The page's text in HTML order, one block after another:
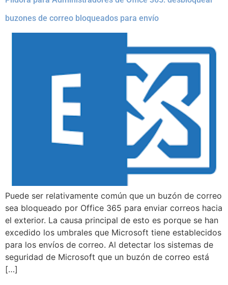
buzones de correo bloqueados para envío
Puede ser relativamente común que un buzón de correo
sea bloqueado por Office 365 para enviar correos hacia
el exterior. La causa principal de esto es porque se han
excedido los umbrales que Microsoft tiene establecidos
para los envíos de correo. Al detectar los sistemas de
seguridad de Microsoft que un buzón de correo está
[…]